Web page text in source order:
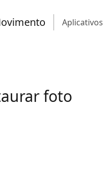
Aplicativos
foto